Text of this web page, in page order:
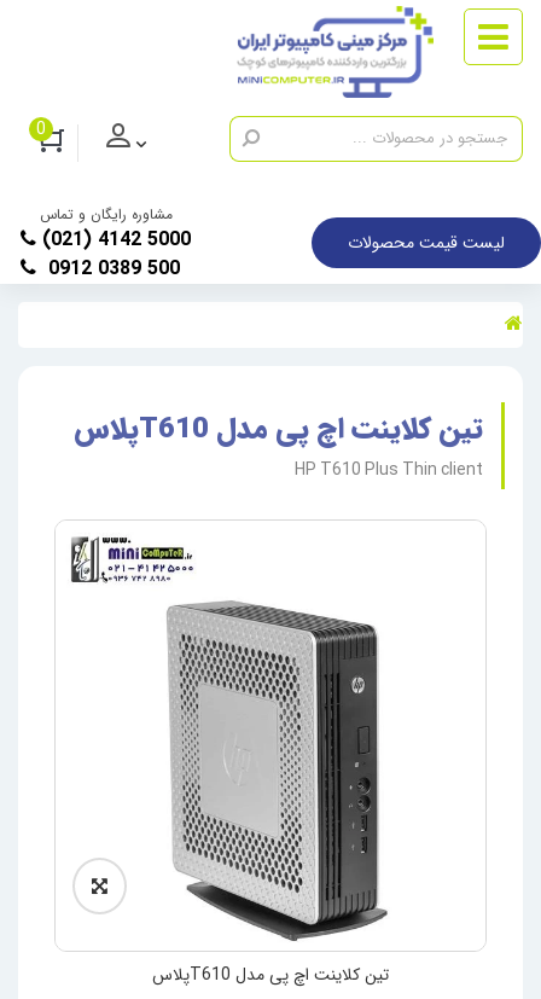
0
لیست قیمت محصولات
مشاوره رایگان و تماس
(021) 4142 5000
0912 0389 500
تین کلاینت اچ پی مدل T610پلاس
HP T610 Plus Thin client
تین کلاینت اچ پی مدل T610پلاس